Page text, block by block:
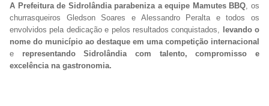
A Prefeitura de Sidrolândia parabeniza a equipe Mamutes BBQ , os
churrasqueiros Gledson Soares e Alessandro Peralta e todos os
envolvidos pela dedicação e pelos resultados conquistados, levando o
nome do município ao destaque em uma competição internacional
e representando Sidrolândia com talento, compromisso e
excelência na gastronomia.